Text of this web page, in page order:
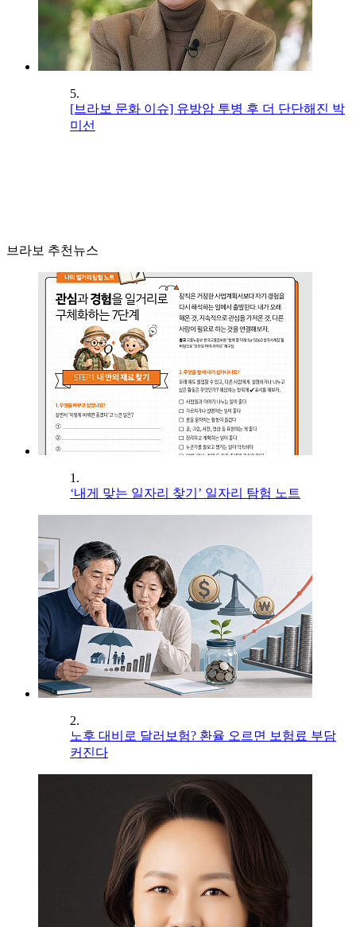
5.
[브라보 문화 이슈] 유방암 투병 후 더 단단해진 박
미선
브라보 추천뉴스
1.
‘내게 맞는 일자리 찾기’ 일자리 탐험 노트
2.
노후 대비로 달러보험? 환율 오르면 보험료 부담
커진다